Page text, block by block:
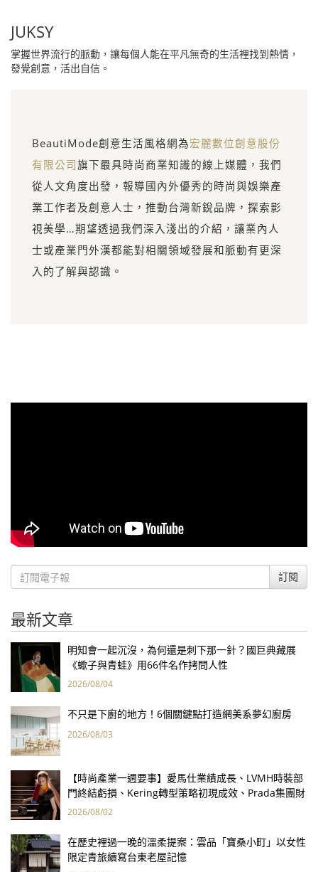
JUKSY
掌握世界流行的脈動，讓每個人能在平凡無奇的生活裡找到熱情，
發覺創意，活出自信。
BeautiMode創意生活風格網為宏麗數位創意股份
有限公司旗下最具時尚商業知識的線上媒體，我們
從人文角度出發，報導國內外優秀的時尚與娛樂產
業工作者及創意人士，推動台灣新銳品牌，探索影
視美學…期望透過我們深入淺出的介紹，讓業內人
士或產業門外漢都能對相關領域發展和脈動有更深
入的了解與認識。
訂閱
最新文章
明知會一起沉沒，為何還是刺下那一針？國巨典藏展
《蠍子與青蛙》用66件名作拷問人性
2026/08/04
不只是下廚的地方！6個關鍵點打造網美系夢幻廚房
2026/08/03
【時尚產業一週要事】愛馬仕業績成長、LVMH時裝部
門終結虧損、Kering轉型策略初現成效、Prada集團財
報亮眼
2026/08/02
在歷史裡過一晚的溫柔提案：雲品「寶桑小町」以女性
限定青旅續寫台東老屋記憶